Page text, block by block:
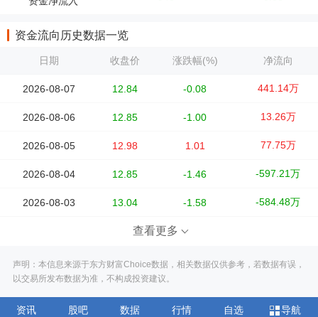
资金流向历史数据一览
日期 收盘价 涨跌幅(%) 净流向
2026-08-07 12.84 -0.08 441.14万
2026-08-06 12.85 -1.00 13.26万
2026-08-05 12.98 1.01 77.75万
2026-08-04 12.85 -1.46 -597.21万
2026-08-03 13.04 -1.58 -584.48万
查看更多
声明：本信息来源于东方财富Choice数据，相关数据仅供参考，若数据有误，
以交易所发布数据为准，不构成投资建议。
资讯 股吧 数据 行情 自选 导航